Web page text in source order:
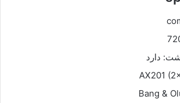
دارد